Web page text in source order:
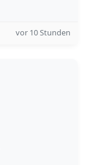
vor 10 Stunden